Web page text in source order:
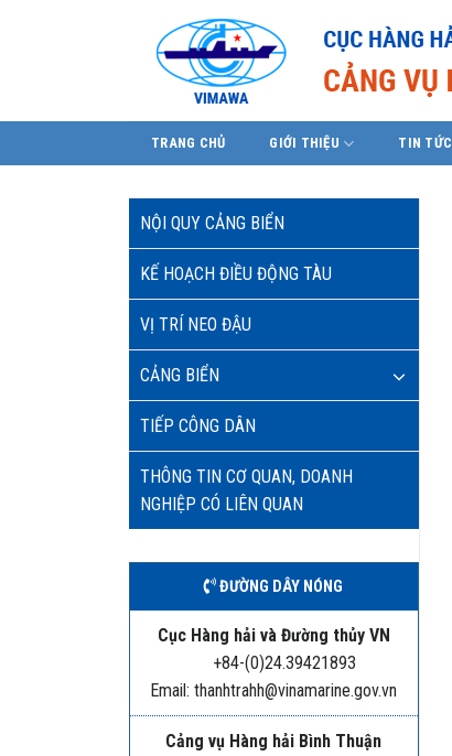
TRANG CHỦ GIỚI THIỆU TIN TỨC
NỘI QUY CẢNG BIỂN
KẾ HOẠCH ĐIỀU ĐỘNG TÀU
VỊ TRÍ NEO ĐẬU
CẢNG BIỂN
TIẾP CÔNG DÂN
THÔNG TIN CƠ QUAN, DOANH
NGHIỆP CÓ LIÊN QUAN
ĐƯỜNG DÂY NÓNG
Cục Hàng hải và Đường thủy VN
+84-(0)24.39421893
Email: thanhtrahh@vinamarine.gov.vn
Cảng vụ Hàng hải Bình Thuận